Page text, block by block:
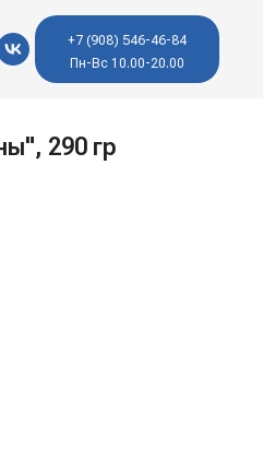
+7 (908) 546-46-84
Пн-Вс 10.00-20.00
290 гр